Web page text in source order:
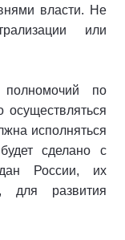
власти. Не
или
полномочий по
исполняться
сделано с
России, их
для развития